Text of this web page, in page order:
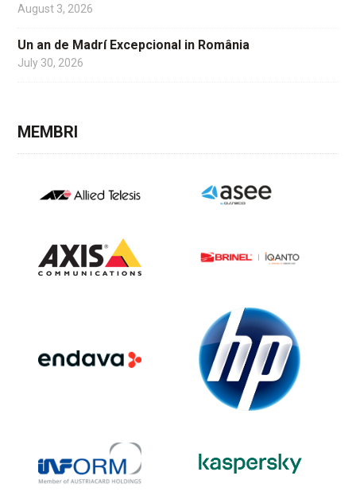
August 3, 2026
Un an de Madrí Excepcional in România
July 30, 2026
MEMBRI